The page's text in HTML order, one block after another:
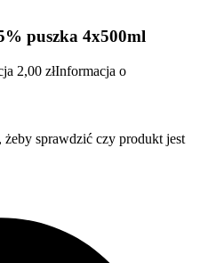
puszka 4x500ml
2,00 złInformacja o
, żeby sprawdzić czy produkt jest